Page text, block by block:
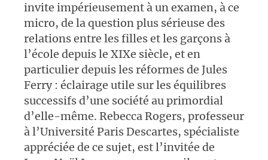
invite impérieusement à un examen, à ce
micro, de la question plus sérieuse des
relations entre les filles et les garçons à
l’école depuis le XIXe siècle, et en
particulier depuis les réformes de Jules
Ferry : éclairage utile sur les équilibres
successifs d’une société au primordial
d’elle-même. Rebecca Rogers, professeur
à l’Université Paris Descartes, spécialiste
appréciée de ce sujet, est l’invitée de